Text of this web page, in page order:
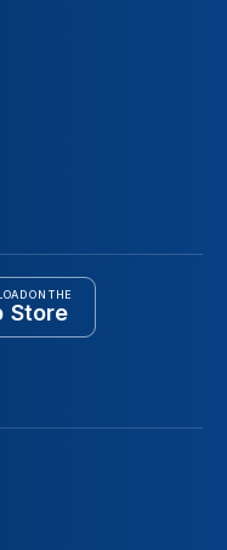
ON THE
Store